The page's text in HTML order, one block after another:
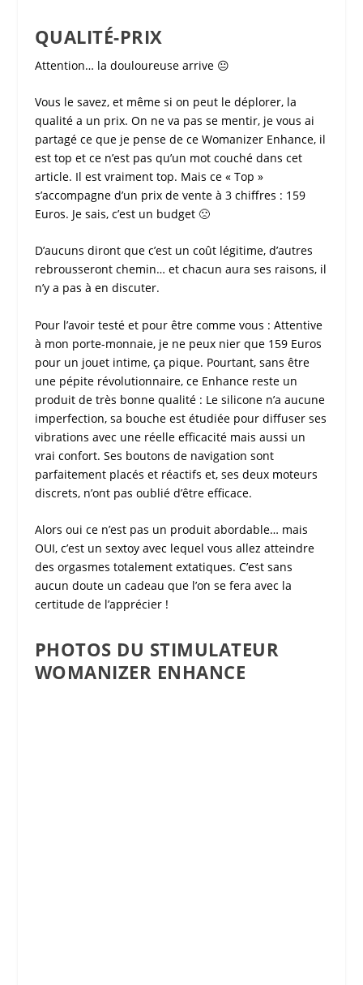
QUALITÉ-PRIX
Attention… la douloureuse arrive 😐
Vous le savez, et même si on peut le déplorer, la
qualité a un prix. On ne va pas se mentir, je vous ai
partagé ce que je pense de ce Womanizer Enhance, il
est top et ce n’est pas qu’un mot couché dans cet
article. Il est vraiment top. Mais ce « Top »
s’accompagne d’un prix de vente à 3 chiffres : 159
Euros. Je sais, c’est un budget 🙁
D’aucuns diront que c’est un coût légitime, d’autres
rebrousseront chemin… et chacun aura ses raisons, il
n’y a pas à en discuter.
Pour l’avoir testéet pour être comme vous : Attentive
à mon porte-monnaie, je ne peux nier que 159 Euros
pour un jouet intime, ça pique. Pourtant, sans être
une pépite révolutionnaire, ce Enhancereste un
produit de très bonne qualité : Le silicone n’a aucune
imperfection, sa bouche est étudiée pour diffuser ses
vibrations avec une réelle efficacité mais aussi un
vrai confort. Ses boutons de navigation sont
parfaitement placés et réactifs et, ses deux moteurs
discrets, n’ont pas oublié d’être efficace.
Alors oui ce n’est pas un produit abordable… mais
OUI, c’est un sextoyavec lequel vous allez atteindre
des orgasmes totalement extatiques. C’est sans
aucun doute un cadeau que l’on se fera avec la
certitude de l’apprécier !
PHOTOS DU STIMULATEUR
WOMANIZER ENHANCE